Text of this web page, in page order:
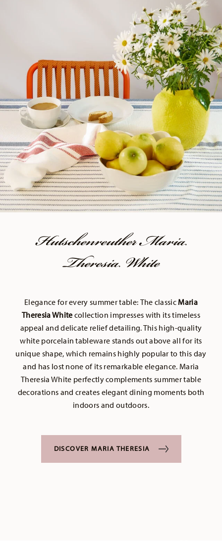
Hutschenreuther Maria
Theresia White
Elegance for every summer table: The classic Maria
Theresia White collection impresses with its timeless
appeal and delicate relief detailing. This high-quality
white porcelain tableware stands out above all for its
unique shape, which remains highly popular to this day
and has lost none of its remarkable elegance. Maria
Theresia White perfectly complements summer table
decorations and creates elegant dining moments both
indoors and outdoors.
DISCOVER MARIA THERESIA